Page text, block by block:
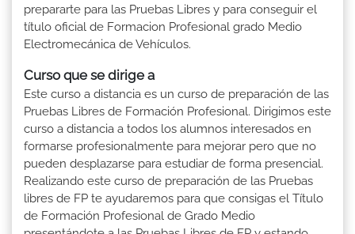
prepararte para las Pruebas Libres y para conseguir el
título oficial de Formacion Profesional grado Medio
Electromecánica de Vehículos.
Curso que se dirige a
Este curso a distancia es un curso de preparación de las
Pruebas Libres de Formación Profesional. Dirigimos este
curso a distancia a todos los alumnos interesados en
formarse profesionalmente para mejorar pero que no
pueden desplazarse para estudiar de forma presencial.
Realizando este curso de preparación de las Pruebas
libres de FP te ayudaremos para que consigas el Título
de Formación Profesional de Grado Medio